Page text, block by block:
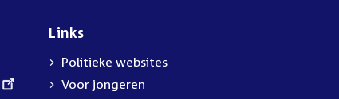
Links
Politieke websites
Voor jongeren